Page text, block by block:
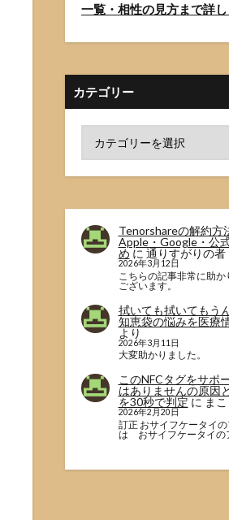
一覧・相性の見方まで詳
カテゴリー
Tenorshareの解約方
Apple・Google・公
め に 通りすがりの者
2026年3月12日
こちらの記事非常に助
ございます。
拭いても拭いてもう
知恵袋の悩みを医療
より
2026年3月11日
大変助かりました。
このNFCタグをサポ
はありませんの原因
を30秒で判定 に まこ
2026年2月20日
訂正 おサイフケータイ
は おサイフケータイ